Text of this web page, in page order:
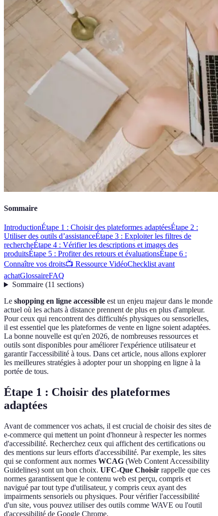
Sommaire
IntroductionÉtape 1 : Choisir des plateformes adaptéesÉtape 2 :
Utiliser des outils d’assistanceÉtape 3 : Exploiter les filtres de
rechercheÉtape 4 : Vérifier les descriptions et images des
produitsÉtape 5 : Profiter des retours et évaluationsÉtape 6 :
Connaître vos droits📺 Ressource VidéoChecklist avant
achatGlossaireFAQ
Sommaire(11 sections)
Le shopping en ligne accessible est un enjeu majeur dans le monde
actuel où les achats à distance prennent de plus en plus d'ampleur.
Pour ceux qui rencontrent des difficultés physiques ou sensorielles,
il est essentiel que les plateformes de vente en ligne soient adaptées.
La bonne nouvelle est qu'en 2026, de nombreuses ressources et
outils sont disponibles pour améliorer l'expérience utilisateur et
garantir l'accessibilité à tous. Dans cet article, nous allons explorer
les meilleures stratégies à adopter pour un shopping en ligne à la
portée de tous.
Étape 1 : Choisir des plateformes
adaptées
Avant de commencer vos achats, il est crucial de choisir des sites de
e-commerce qui mettent un point d'honneur à respecter les normes
d'accessibilité. Recherchez ceux qui affichent des certifications ou
des mentions sur leurs efforts d'accessibilité. Par exemple, les sites
qui se conforment aux normes WCAG (Web Content Accessibility
Guidelines) sont un bon choix. UFC-Que Choisir rappelle que ces
normes garantissent que le contenu web est perçu, compris et
navigué par tout type d'utilisateur, y compris ceux ayant des
impairments sensoriels ou physiques. Pour vérifier l'accessibilité
d'un site, vous pouvez utiliser des outils comme WAVE ou l'outil
d'accessibilité de Google Chrome.